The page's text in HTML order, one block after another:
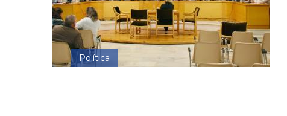
Política